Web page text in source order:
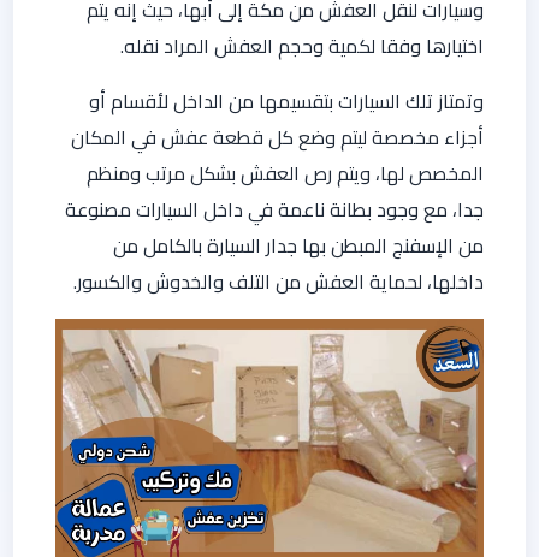
وسيارات لنقل العفش من مكة إلى أبها، حيث إنه يتم
اختيارها وفقا لكمية وحجم العفش المراد نقله.
وتمتاز تلك السيارات بتقسيمها من الداخل لأقسام أو
أجزاء مخصصة ليتم وضع كل قطعة عفش في المكان
المخصص لها، ويتم رص العفش بشكل مرتب ومنظم
جدا، مع وجود بطانة ناعمة في داخل السيارات مصنوعة
من الإسفنج المبطن بها جدار السيارة بالكامل من
داخلها، لحماية العفش من التلف والخدوش والكسور.